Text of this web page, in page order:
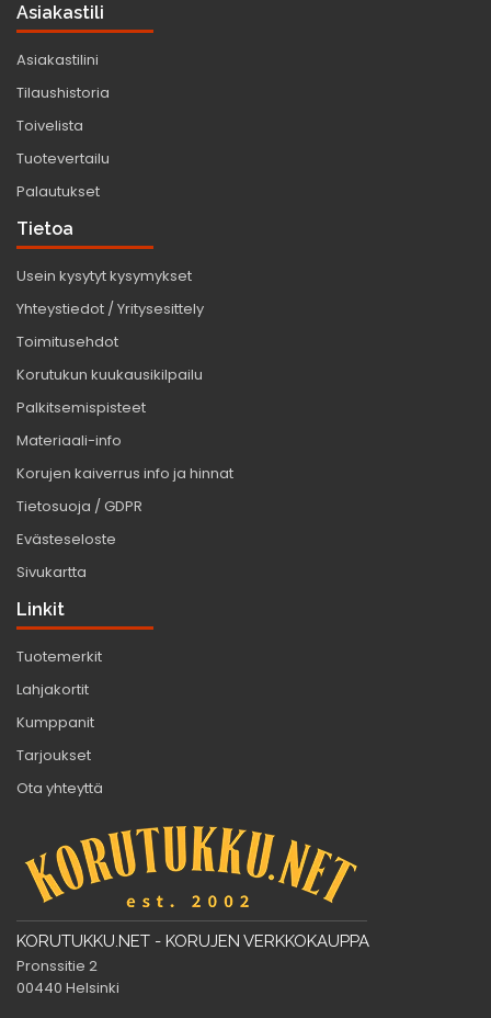
Asiakastili
Asiakastilini
Tilaushistoria
Toivelista
Tuotevertailu
Palautukset
Tietoa
Usein kysytyt kysymykset
Yhteystiedot / Yritysesittely
Toimitusehdot
Korutukun kuukausikilpailu
Palkitsemispisteet
Materiaali-info
Korujen kaiverrus info ja hinnat
Tietosuoja / GDPR
Evästeseloste
Sivukartta
Linkit
Tuotemerkit
Lahjakortit
Kumppanit
Tarjoukset
Ota yhteyttä
KORUTUKKU.NET - KORUJEN VERKKOKAUPPA
Pronssitie 2
00440 Helsinki